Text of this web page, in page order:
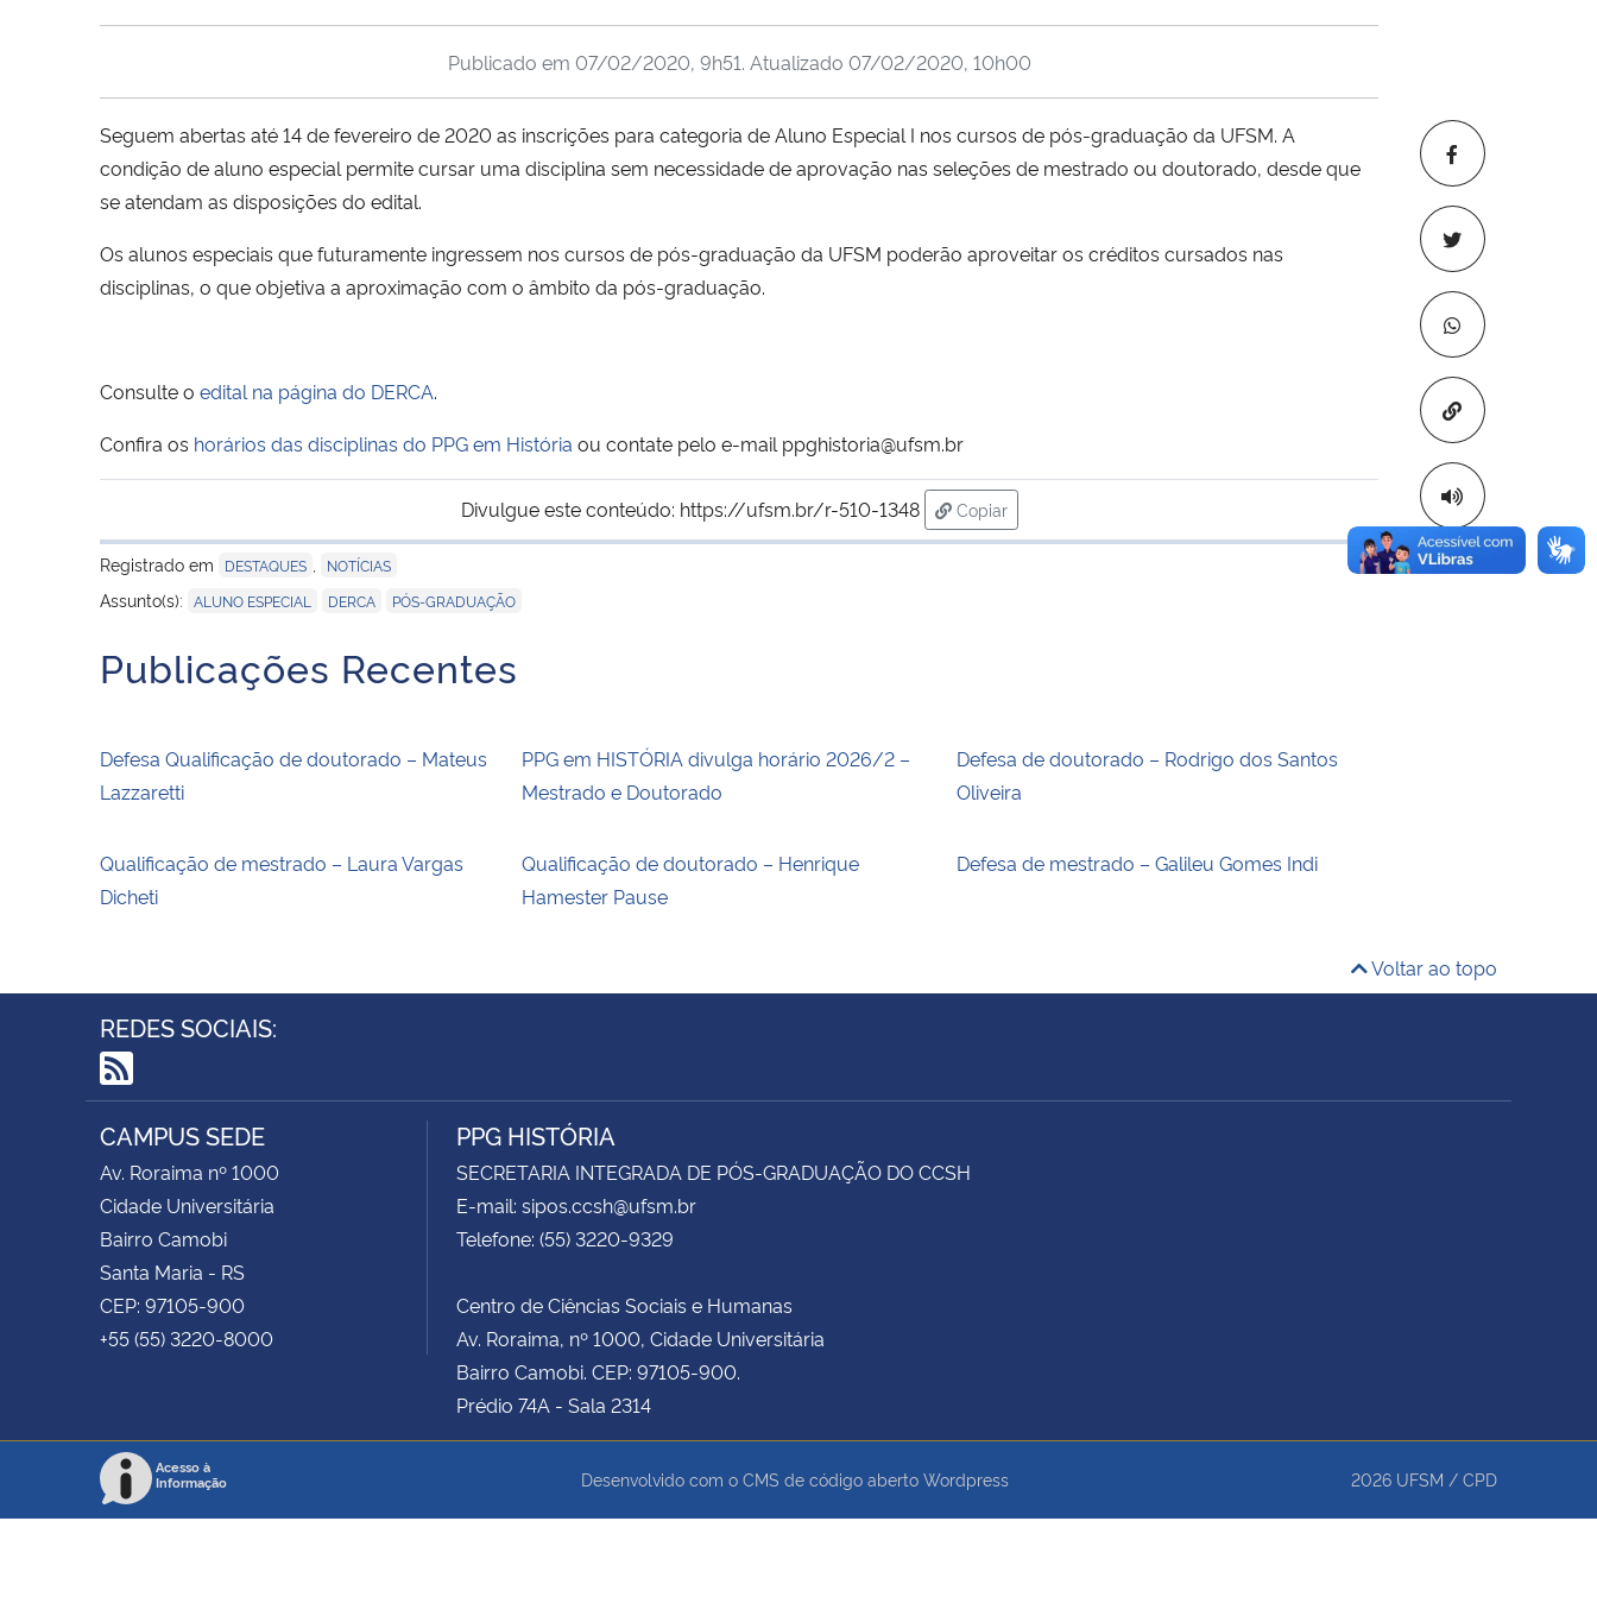
Copiar para
Publicado em 07/02/2020, 9h51. Atualizado 07/02/2020, 10h00
Seguem abertas até 14 de fevereiro de 2020 as inscrições para categoria de Aluno Especial I nos cursos de pós-graduação da UFSM. A
condição de aluno especial permite cursar uma disciplina sem necessidade de aprovação nas seleções de mestrado ou doutorado, desde que
se atendam as disposições do edital.
Os alunos especiais que futuramente ingressem nos cursos de pós-graduação da UFSM poderão aproveitar os créditos cursados nas
disciplinas, o que objetiva a aproximação com o âmbito da pós-graduação.
Consulte o edital na página do DERCA.
Confira os horários das disciplinas do PPG em História ou contate pelo e-mail ppghistoria@ufsm.br
Divulgue este conteúdo: https://ufsm.br/r-510-1348
Copiar
para área de transferência
Registrado em
DESTAQUES NOTÍCIAS
Assunto(s): ALUNO ESPECIAL DERCA PÓS-GRADUAÇÃO
Publicações Recentes
Defesa Qualificação de doutorado – Mateus
Lazzaretti
PPG em HISTÓRIA divulga horário 2026/2 –
Mestrado e Doutorado
Defesa de doutorado – Rodrigo dos Santos
Oliveira
Qualificação de mestrado – Laura Vargas
Dicheti
Qualificação de doutorado – Henrique
Hamester Pause
Defesa de mestrado – Galileu Gomes Indi
Voltar ao topo
REDES SOCIAIS:
RSS
CAMPUS SEDE
Av. Roraima nº 1000
Cidade Universitária
Bairro Camobi
Santa Maria - RS
CEP: 97105-900
+55 (55) 3220-8000
PPG HISTÓRIA
SECRETARIA INTEGRADA DE PÓS-GRADUAÇÃO DO CCSH
E-mail: sipos.ccsh@ufsm.br
Telefone: (55) 3220-9329
Centro de Ciências Sociais e Humanas
Av. Roraima, nº 1000, Cidade Universitária
Bairro Camobi. CEP: 97105-900.
Prédio 74A - Sala 2314
Acesso à
Informação
Desenvolvido com o CMS de código aberto Wordpress 2026 UFSM / CPD